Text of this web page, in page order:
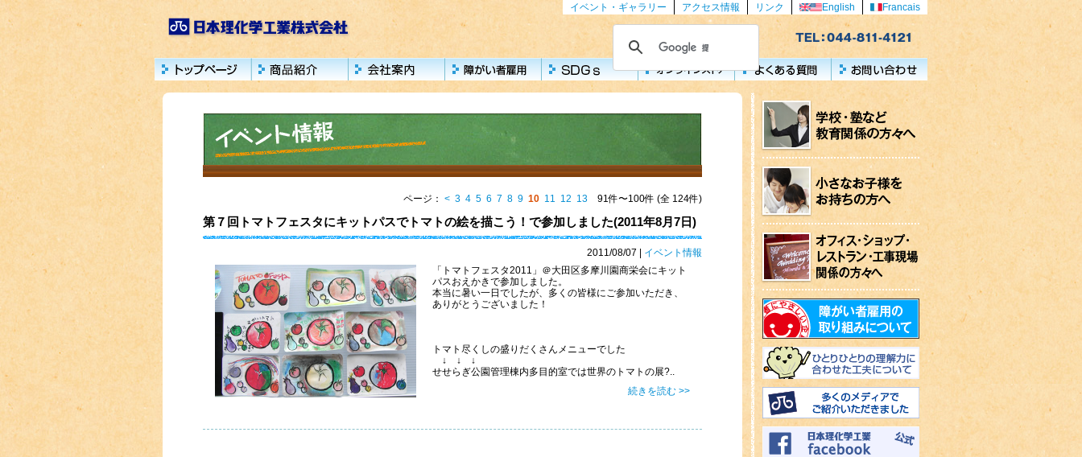
イベント・ギャラリー アクセス情報 リンク English Francais
ページ： < 3 4 5 6 7 8 9 10 11 12 13 91件〜100件 (全 124件)
第７回トマトフェスタにキットパスでトマトの絵を描こう！で参加しました(2011年8月7日)
2011/08/07 | イベント情報
「トマトフェスタ2011」＠大田区多摩川園商栄会にキット
パスおえかきで参加しました。
本当に暑い一日でしたが、多くの皆様にご参加いただき、
ありがとうございました！
トマト尽くしの盛りだくさんメニューでした
↓ ↓ ↓
せせらぎ公園管理棟内多目的室では世界のトマトの展?..
続きを読む >>